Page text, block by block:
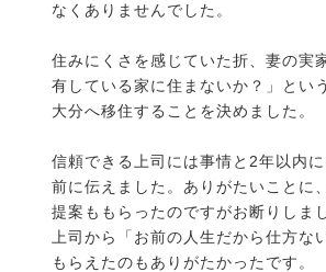
なくありませんでした。
住みにくさを感じていた折、妻の実
有している家に住まないか？」とい
大分へ移住することを決めました。
信頼できる上司には事情と2年以内
前に伝えました。ありがたいことに
提案ももらったのですがお断りしま
上司から「お前の人生だから仕方な
もらえたのもありがたかったです。